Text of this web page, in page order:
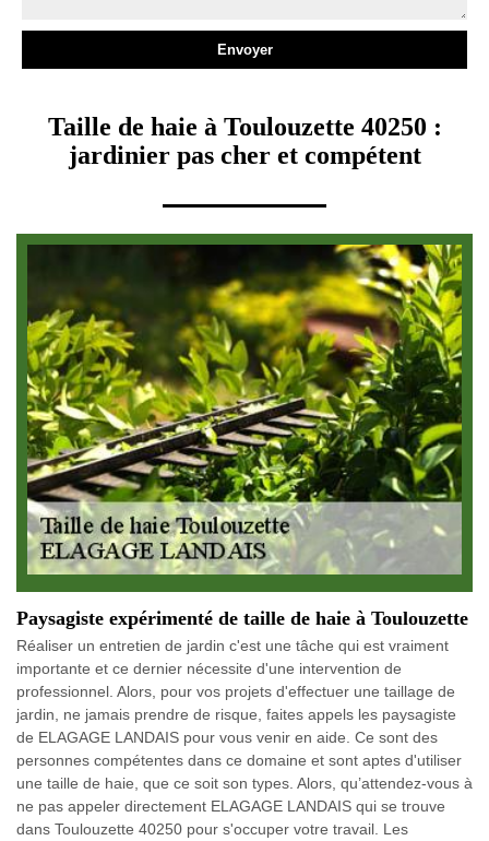
Taille de haie à Toulouzette 40250 :
jardinier pas cher et compétent
Paysagiste expérimenté de taille de haie à Toulouzette
Réaliser un entretien de jardin c'est une tâche qui est vraiment
importante et ce dernier nécessite d'une intervention de
professionnel. Alors, pour vos projets d'effectuer une taillage de
jardin, ne jamais prendre de risque, faites appels les paysagiste
de ELAGAGE LANDAIS pour vous venir en aide. Ce sont des
personnes compétentes dans ce domaine et sont aptes d'utiliser
une taille de haie, que ce soit son types. Alors, qu’attendez-vous à
ne pas appeler directement ELAGAGE LANDAIS qui se trouve
dans Toulouzette 40250 pour s'occuper votre travail. Les